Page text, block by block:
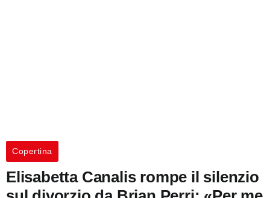
Copertina
Elisabetta Canalis rompe il silenzio